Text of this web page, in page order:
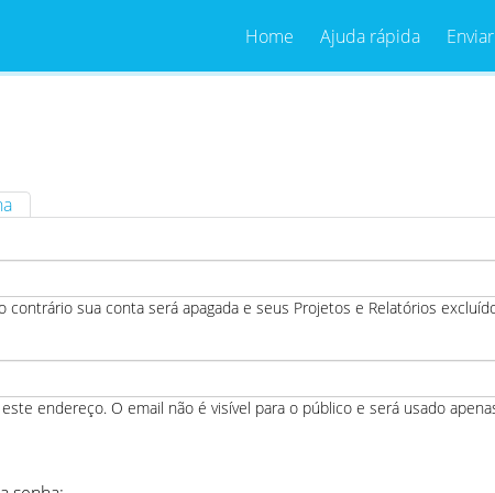
Home Ajuda rápida
sua conta será apagada e seus Projetos e Relatórios
endereço. O email não é visível para o público e será usado